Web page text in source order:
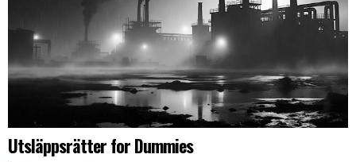
Utsläppsrätter for Dummies